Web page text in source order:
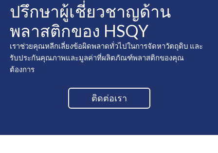
ปรึกษาผู้เชี่ยวชาญด้าน
พลาสติกของ HSQY
เราช่วยคุณหลีกเลี่ยงข้อผิดพลาดทั่วไปในการจัดหาวัตถุดิบ และ
รับประกันคุณภาพและมูลค่าที่ผลิตภัณฑ์พลาสติกของคุณ
ต้องการ
ติดต่อเรา